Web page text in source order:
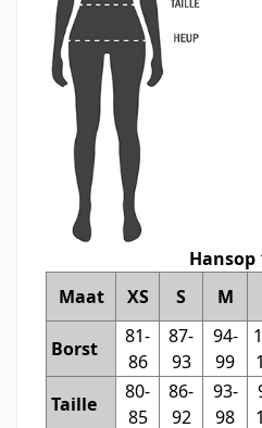
Hansop
Maat
XS S M
Borst
81-
86
87-
93
94-
99
Taille
80-
85
86-
92
93-
98